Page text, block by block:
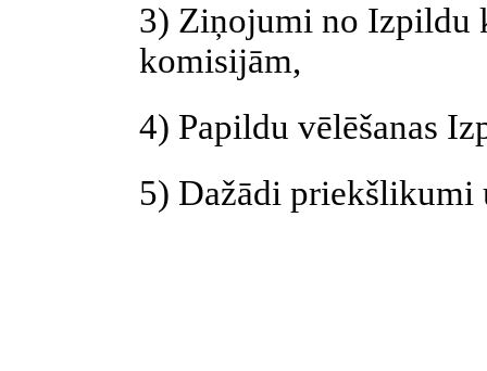
3) Ziņojumi no Izpildu
komisijām,
4) Papildu vēlēšanas
5) Dažādi priekšlikumi